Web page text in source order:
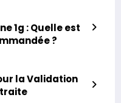
1g : Quelle est
?
la Validation